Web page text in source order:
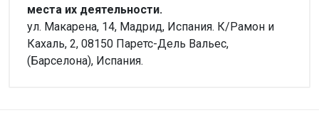
места их деятельности.
ул. Макарена, 14, Мадрид, Испания. К/Рамон и
Кахаль, 2, 08150 Паретс-Дель Вальес,
(Барселона), Испания.